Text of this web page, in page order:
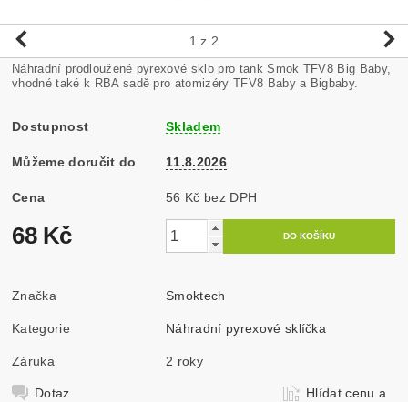
1 z 2
Náhradní prodloužené pyrexové sklo pro tank Smok TFV8 Big Baby,
vhodné také k RBA sadě pro atomizéry TFV8 Baby a Bigbaby.
Dostupnost Skladem
Můžeme doručit do 11.8.2026
Cena 56 Kč bez DPH
68 Kč
Značka Smoktech
Kategorie Náhradní pyrexové sklíčka
Záruka 2 roky
Dotaz
Hlídat cenu a